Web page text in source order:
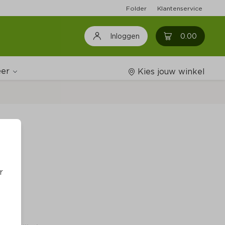
Folder Klantenservice
Inloggen 0.00 0
Kies jouw winkel